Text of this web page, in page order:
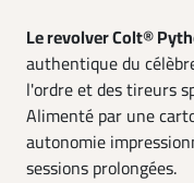
Le revolver Colt®
authentique du
l'ordre et des tireurs
Alimenté par une
autonomie
sessions prolongées.